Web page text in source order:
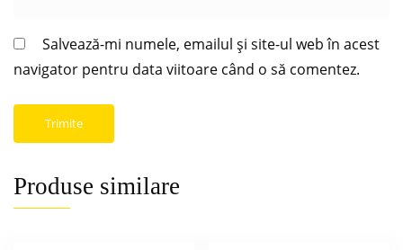
Salvează-mi numele, emailul și site-ul web în acest
navigator pentru data viitoare când o să comentez.
Produse similare